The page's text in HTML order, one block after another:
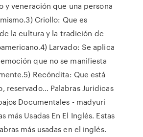
y veneración que una persona
Criollo: Que es
la cultura y la tradición de
Larvado: Se aplica
que no se manifiesta
Recóndita: Que está
reservado… Palabras Juridicas
Documentales - madyuri
más Usadas En El Inglés. Estas
más usadas en el inglés.